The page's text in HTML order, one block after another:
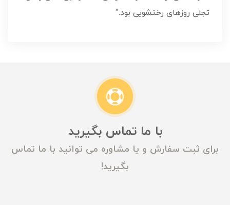
تجلی روزهای رختشویی بود."
با ما تماس بگیرید
برای ثبت سفارش و یا مشاوره می توانید با ما تماس
بگیرید!